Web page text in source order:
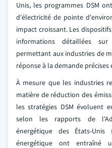
Unis, les programmes DSM
d'électricité de pointe
impact croissant. Les
informations détaillées
permettant aux industries de
réponse à la demande précises
À mesure que les industries
matière de réduction des
les stratégies DSM évoluent
selon les rapports de
énergétique des États-Unis
énergétique ont